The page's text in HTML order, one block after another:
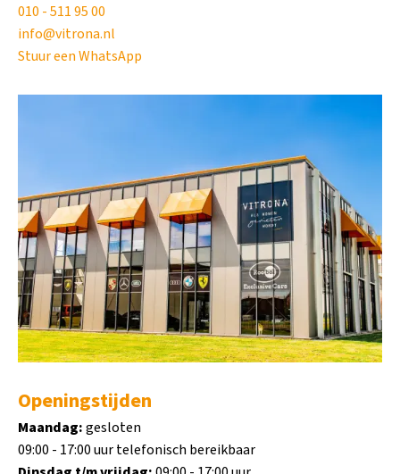
010 - 511 95 00
info@vitrona.nl
Stuur een WhatsApp
Openingstijden
Maandag:gesloten
09:00 - 17:00 uur telefonisch bereikbaar